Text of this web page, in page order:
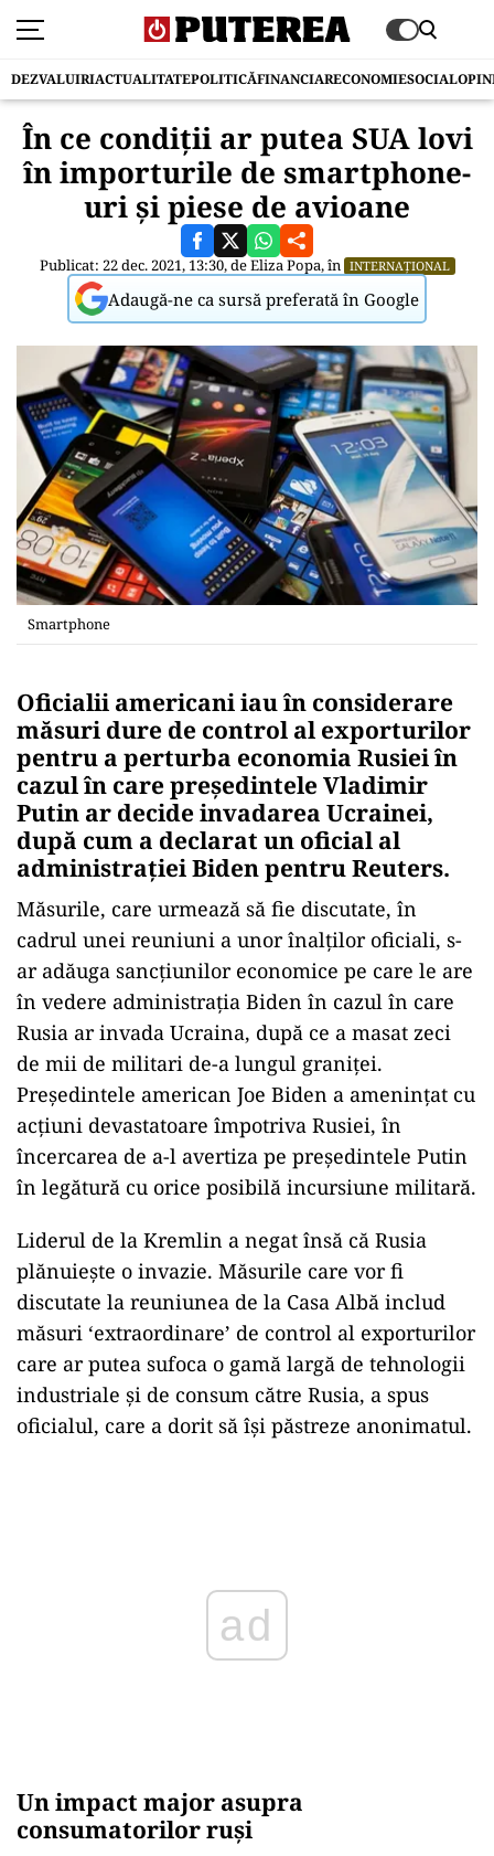
DEZVALUIRIACTUALITATEPOLITICĂFINANCIARECONOMIESOCIAL
În ce condiții ar putea SUA lovi
în importurile de smartphone-
uri şi piese de avioane
Publicat: 22 dec. 2021, 13:30, deEliza Popa, în INTERNAȚIONAL
Adaugă-ne ca sursă preferată în Google
Smartphone
Oficialii americani iau în considerare
măsuri dure de control al exporturilor
pentru a perturba economia Rusiei în
cazul în care preşedintele Vladimir
Putin ar decide invadarea Ucrainei,
după cum a declarat un oficial al
administraţiei Biden pentru Reuters.
Măsurile, care urmează să fie discutate, în
cadrul unei reuniuni a unor înalţilor oficiali, s-
ar adăuga sancţiunilor economice pe care le are
în vedere administraţia Biden în cazul în care
Rusia ar invada Ucraina, după ce a masat zeci
de mii de militari de-a lungul graniţei.
Preşedintele american Joe Biden a ameninţat cu
acţiuni devastatoare împotriva Rusiei, în
încercarea de a-l avertiza pe preşedintele Putin
în legătură cu orice posibilă incursiune militară.
Liderul de la Kremlin a negat însă că Rusia
plănuieşte o invazie. Măsurile care vor fi
discutate la reuniunea de la Casa Albă includ
măsuri ‘extraordinare’ de control al exporturilor
care ar putea sufoca o gamă largă de tehnologii
industriale şi de consum către Rusia, a spus
oficialul, care a dorit să îşi păstreze anonimatul.
ad
Un impact major asupra
consumatorilor ruşi